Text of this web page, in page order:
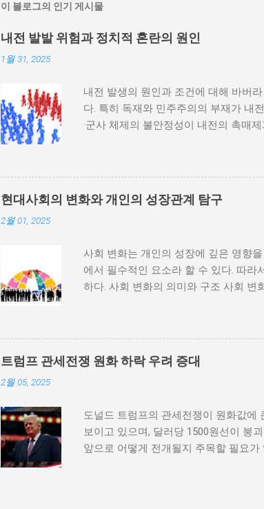
이 블로그의 인기 게시물
내전 발발 위험과 정치적 혼란의 원인
1월 31, 2025
내전 발생의 원인과 조건에 대해 바버
다. 특히 독재와 민주주의의 부재가 내
·군사 체제의 불안정성이 내전의 촉매
하지 않거나 독재 정권이 유지되는 상
다. 이와 같은 경우, 국민들은 정부에
부 활동을 시작할 수 있다. 역사적으로
많다. 이러한 비극적인 상황을 방지하
속에서 고통받게 되면, 사회적 불만이
적 세력화를 야기하며, 이를 통해 정부
상승하며, 사회적 불안이 증대할 경우
를 모든 사람에게 균등하게 제공하면,
군사적 갈등은 내전의 불씨가 되기도
내전이 더욱 심각해질 수 있다. 무장세
현대사회의 변화와 개인의 성장관계 탐구
2월 01, 2025
사회 변화는 개인의 성장에 깊은 영향
에서 필수적인 요소라 할 수 있다. 따라
하다. 사회 변화의 의미와 구조 사회 변
변동, 기술의 발전 등이 독립적으로 또
하는 방식과 생활 방식을 완전히 변화
사회 변화는 개인의 성장을 위한 새로
리에서의 협업이 가능해지면서, 개인들
다. 변화에 대한 적응력이 부족한 개인
상실할 수도 있다. 따라서 개인이 사회
자신을 지속적으로 발전시키는 것이
서적 발달에 영향을 미치며, 이는 결
트럼프 관세전쟁 원화 하락 우려 증대
2월 05, 2025
도널드 트럼프의 관세전쟁이 원화값에
보이고 있으며, 달러당 1500원선이 붕
앞으로 어떻게 전개될지 주목할 필요가
다른 국가들에 대한 고율의 관세를 부